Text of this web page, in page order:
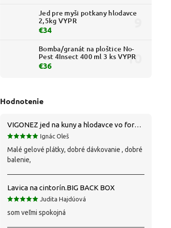
Jed pre myši potkany hlodavce
2,5kg VYPR
€34
Bomba/granát na ploštice No-
Pest 4Insect 400 ml 3 ks VYPR
€36
Hodnotenie
VIGONEZ jed na kuny a hlodavce vo forme pasty 1,5 kg
Ignác Oleš
Malé gelové plátky, dobré dávkovanie , dobré
balenie,
Lavica na cintorín.BIG BACK BOX
Judita Hajdúová
som veľmi spokojná